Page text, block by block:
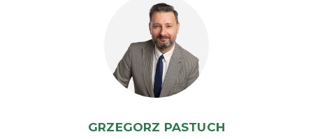
GRZEGORZ PASTUCH